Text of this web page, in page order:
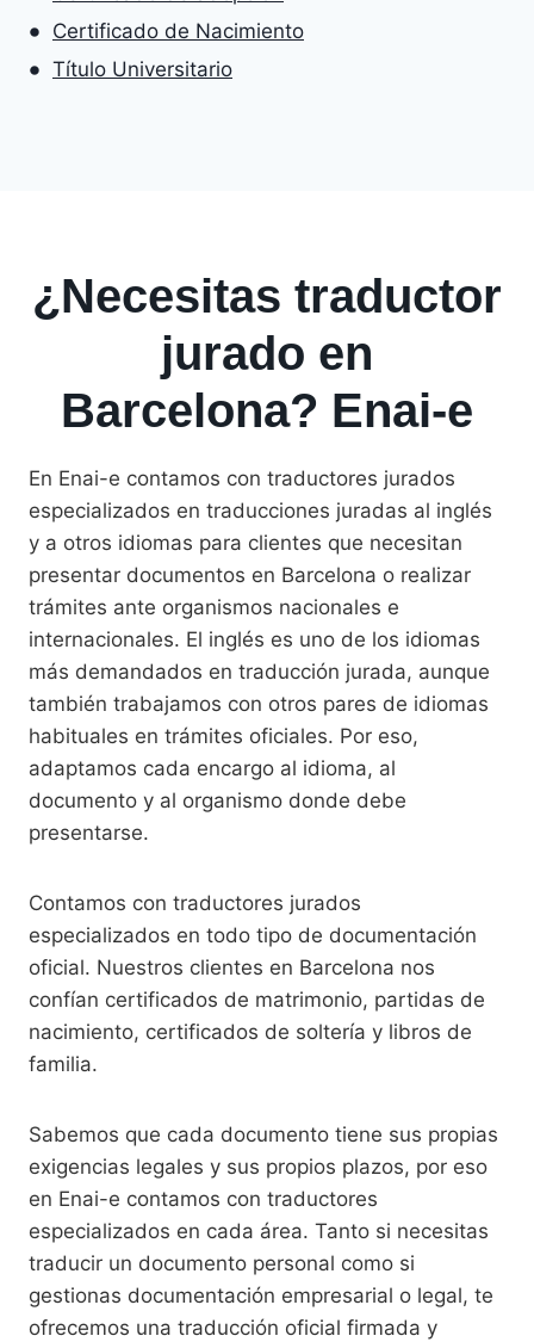
Certificado de Nacimiento
Título Universitario
¿Necesitas traductor
jurado en
Barcelona? Enai-e
En Enai-e contamos con traductores jurados
especializados en traducciones juradas al inglés
y a otros idiomas para clientes que necesitan
presentar documentos en Barcelona o realizar
trámites ante organismos nacionales e
internacionales. El inglés es uno de los idiomas
más demandados en traducción jurada, aunque
también trabajamos con otros pares de idiomas
habituales en trámites oficiales. Por eso,
adaptamos cada encargo al idioma, al
documento y al organismo donde debe
presentarse.
Contamos con traductores jurados
especializados en todo tipo de documentación
oficial. Nuestros clientes en Barcelona nos
confían certificados de matrimonio, partidas de
nacimiento, certificados de soltería y libros de
familia.
Sabemos que cada documento tiene sus propias
exigencias legales y sus propios plazos, por eso
en Enai-e contamos con traductores
especializados en cada área. Tanto si necesitas
traducir un documento personal como si
gestionas documentación empresarial o legal, te
ofrecemos una traducción oficial firmada y